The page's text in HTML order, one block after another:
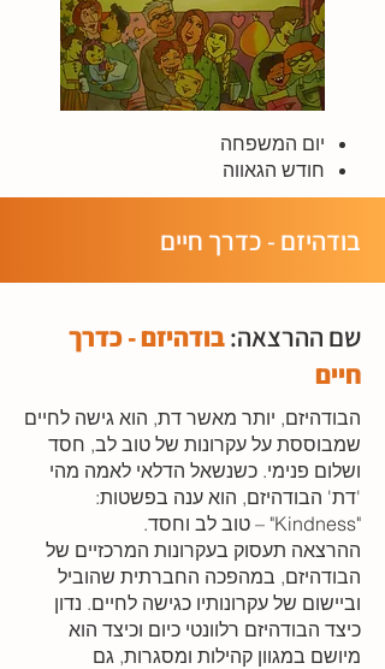
יום המשפחה
חודש הגאווה
בודהיזם - כדרך חיים
שם ההרצאה:בודהיזם - כדרך
חיים
הבודהיזם, יותר מאשר דת, הוא גישה לחיים
שמבוססת על עקרונות של טוב לב, חסד
ושלום פנימי. כשנשאל הדלאי לאמה מהי
'דת' הבודהיזם, הוא ענה בפשטות:
"Kindness" – טוב לב וחסד.
ההרצאה תעסוק בעקרונות המרכזיים של
הבודהיזם, במהפכה החברתית שהוביל
וביישום של עקרונותיו כגישה לחיים. נדון
כיצד הבודהיזם רלוונטי כיום וכיצד הוא
מיושם במגוון קהילות ומסגרות, גם